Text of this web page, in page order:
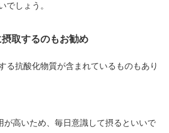
でしょう。
取するのもお勧め
る抗酸化物質が含まれているものもあり
が高いため、毎日意識して摂るといいで